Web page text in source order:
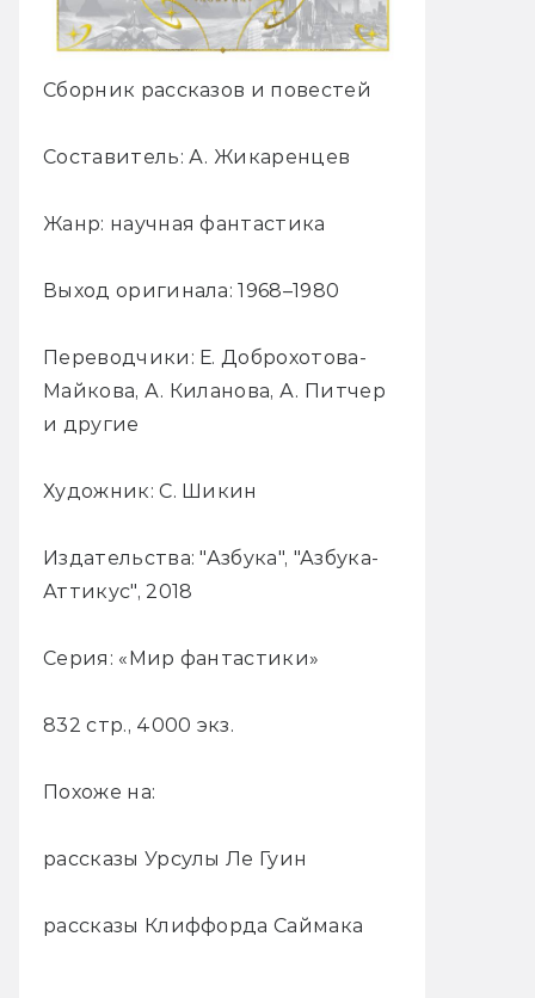
Сборник рассказов и повестей
Составитель: А. Жикаренцев
Жанр: научная фантастика
Выход оригинала: 1968–1980
Переводчики: Е. Доброхотова-
Майкова, А. Киланова, А. Питчер
и другие
Художник: С. Шикин
Издательства: "Азбука", "Азбука-
Аттикус", 2018
Серия: «Мир фантастики»
832 стр., 4000 экз.
Похоже на:
рассказы Урсулы Ле Гуин
рассказы Клиффорда Саймака